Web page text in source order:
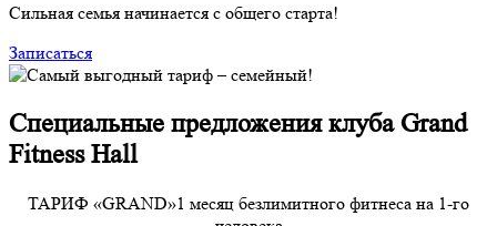
Сильная семья начинается с общего старта!
Записаться
Специальные предложения клубаGrand
Fitness Hall
ТАРИФ «GRAND»1 месяц безлимитного фитнеса на 1-го